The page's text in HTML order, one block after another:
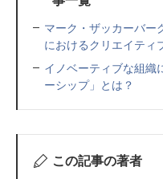
マーク・ザッカーバー
におけるクリエイティ
イノベーティブな組織
ーシップ」とは？
この記事の著者